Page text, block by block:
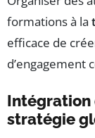
formations à la
efficace de
d’engagement
Intégration
stratégie